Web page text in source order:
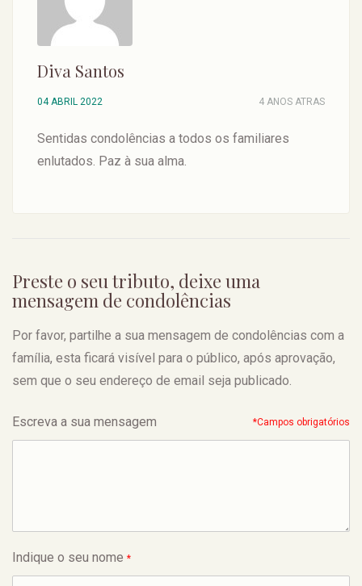
Diva Santos
04 ABRIL 2022 4 ANOS ATRAS
Sentidas condolências a todos os familiares
enlutados. Paz à sua alma.
Preste o seu tributo, deixe uma
mensagem de condolências
Por favor, partilhe a sua mensagem de condolências com a
família, esta ficará visível para o público, após aprovação,
sem que o seu endereço de email seja publicado.
Escreva a sua mensagem *Campos obrigatórios
Indique o seu nome *